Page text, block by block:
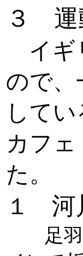
３ 運
イギ
ので、
して
カフェ
た。
１ 河
足羽